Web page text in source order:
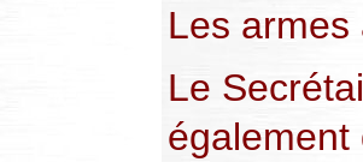
Les armes
Le
également